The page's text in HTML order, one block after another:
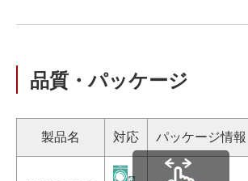
品質・パッケージ
製品名 対応 パッケージ情報